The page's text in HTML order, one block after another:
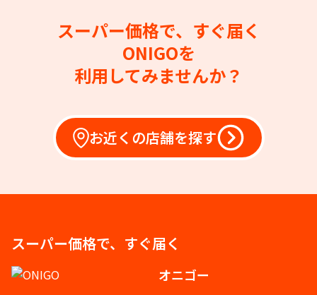
スーパー価格で、すぐ届く
ONIGOを
利用してみませんか？
お近くの店舗を探す
スーパー価格で、すぐ届く
オニゴー